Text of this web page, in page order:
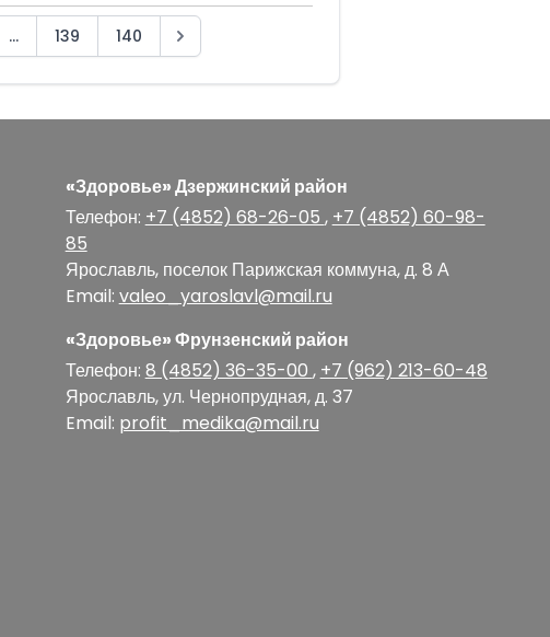
... 139 140
«Здоровье» Дзержинский район
Телефон: +7 (4852) 68-26-05 , +7 (4852) 60-98-
85
Ярославль, поселок Парижская коммуна, д. 8 А
Email: valeo_yaroslavl@mail.ru
«Здоровье» Фрунзенский район
Телефон: 8 (4852) 36-35-00 , +7 (962) 213-60-48
Ярославль,ул. Чернопрудная, д. 37
Email: profit_medika@mail.ru